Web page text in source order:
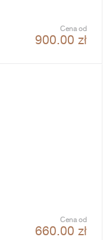
Cena od
900.00 zł
Cena od
660.00 zł